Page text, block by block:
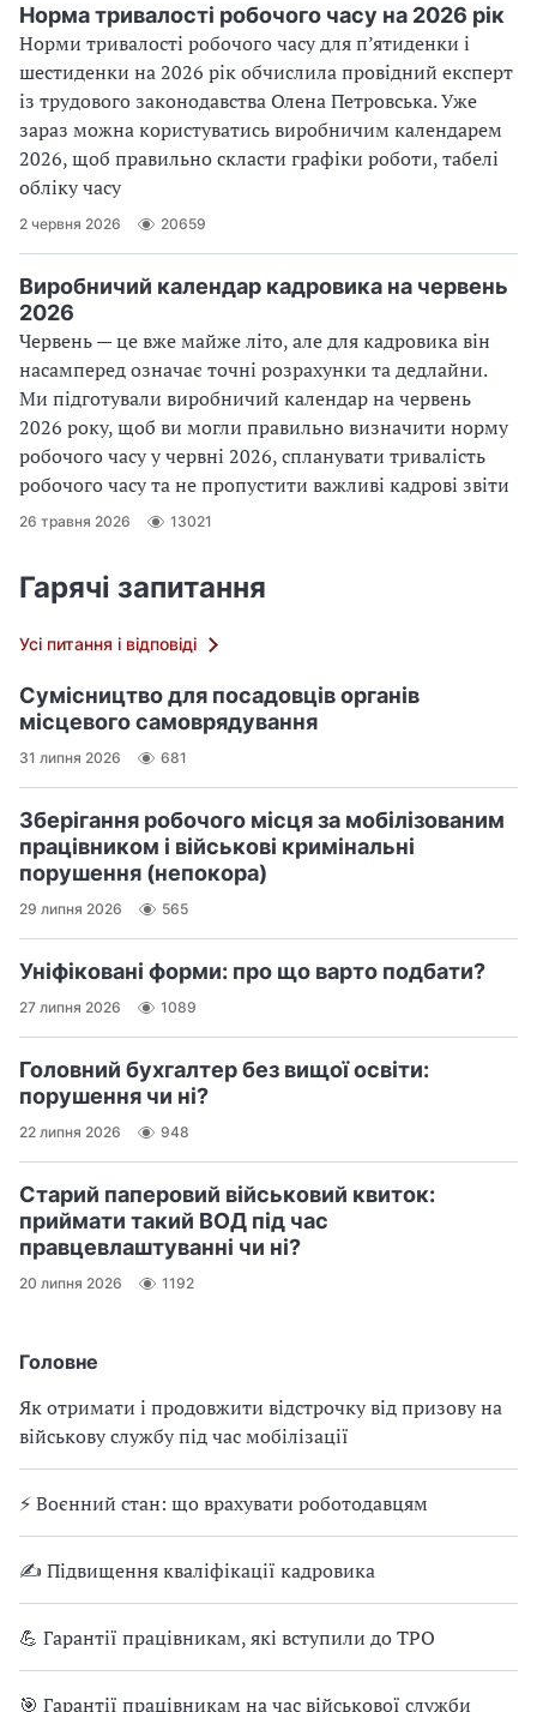
Головне
Як отримати і продовжити відстрочку від призову на
військову службу під час мобілізації
⚡ Воєнний стан: що врахувати роботодавцям
✍ Підвищення кваліфікації кадровика
💪 Гарантії працівникам, які вступили до ТРО
🎯 Гарантії працівникам на час військової служби
Норма тривалості робочого часу на 2026 рік
Норми тривалості робочого часу для п’ятиденки і
шестиденки на 2026 рік обчислила провідний експерт
із трудового законодавства Олена Петровська. Уже
зараз можна користуватись виробничим календарем
2026, щоб правильно скласти графіки роботи, табелі
обліку часу
2 червня 2026 20659
Виробничий календар кадровика на червень
2026
Червень — це вже майже літо, але для кадровика він
насамперед означає точні розрахунки та дедлайни.
Ми підготували виробничий календар на червень
2026 року, щоб ви могли правильно визначити норму
робочого часу у червні 2026, спланувати тривалість
робочого часу та не пропустити важливі кадрові звіти
26 травня 2026 13021
Гарячі запитання
Усі питання і відповіді
Сумісництво для посадовців органів
місцевого самоврядування
31 липня 2026 681
Зберігання робочого місця за мобілізованим
працівником і військові кримінальні
порушення (непокора)
29 липня 2026 565
Уніфіковані форми: про що варто подбати?
27 липня 2026 1089
Головний бухгалтер без вищої освіти:
порушення чи ні?
22 липня 2026 948
Старий паперовий військовий квиток:
приймати такий ВОД під час
правцевлаштуванні чи ні?
20 липня 2026 1192